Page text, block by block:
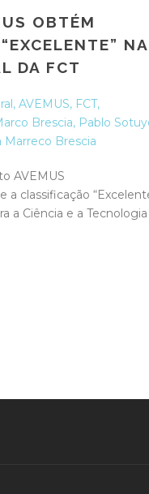
OBTÉM
NA
DA FCT
, AVEMUS, FCT,
Brescia, Pablo
Marreco Brescia
AVEMUS
a classificação
a Ciência e a Tecnologia